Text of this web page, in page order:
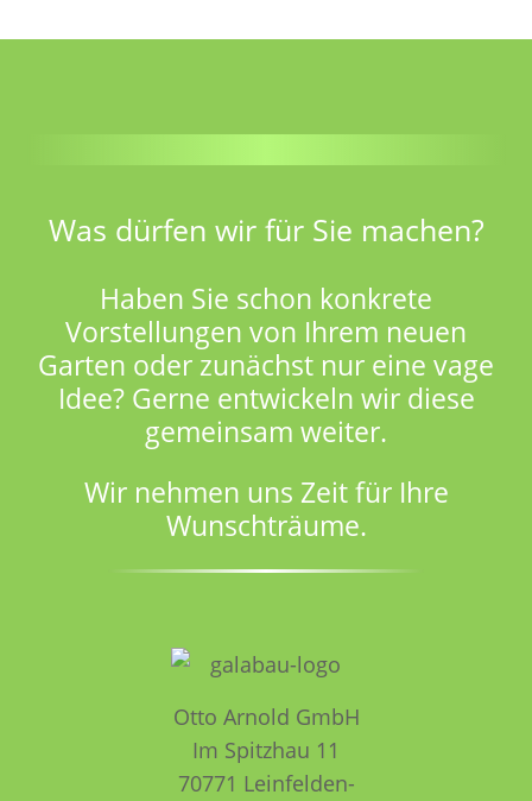
Was dürfen wir für Sie machen?
Haben Sie schon konkrete
Vorstellungen von Ihrem neuen
Garten oder zunächst nur eine vage
Idee? Gerne entwickeln wir diese
gemeinsam weiter.
Wir nehmen uns Zeit für Ihre
Wunschträume.
Otto Arnold GmbH
Im Spitzhau 11
70771 Leinfelden­­